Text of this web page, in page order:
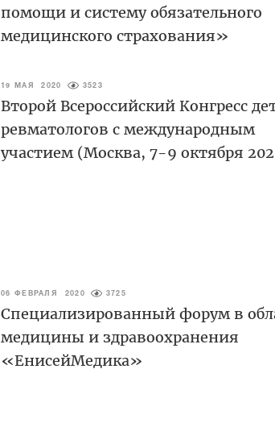
помощи и систему обязательного
медицинского страхования»
19 МАЯ 2020 3523
Второй Всероссийский Конгресс
ревматологов с международным
участием (Москва, 7-9 октября
06 ФЕВРАЛЯ 2020 3725
Специализированный форум в
медицины и здравоохранения
«ЕнисейМедика»